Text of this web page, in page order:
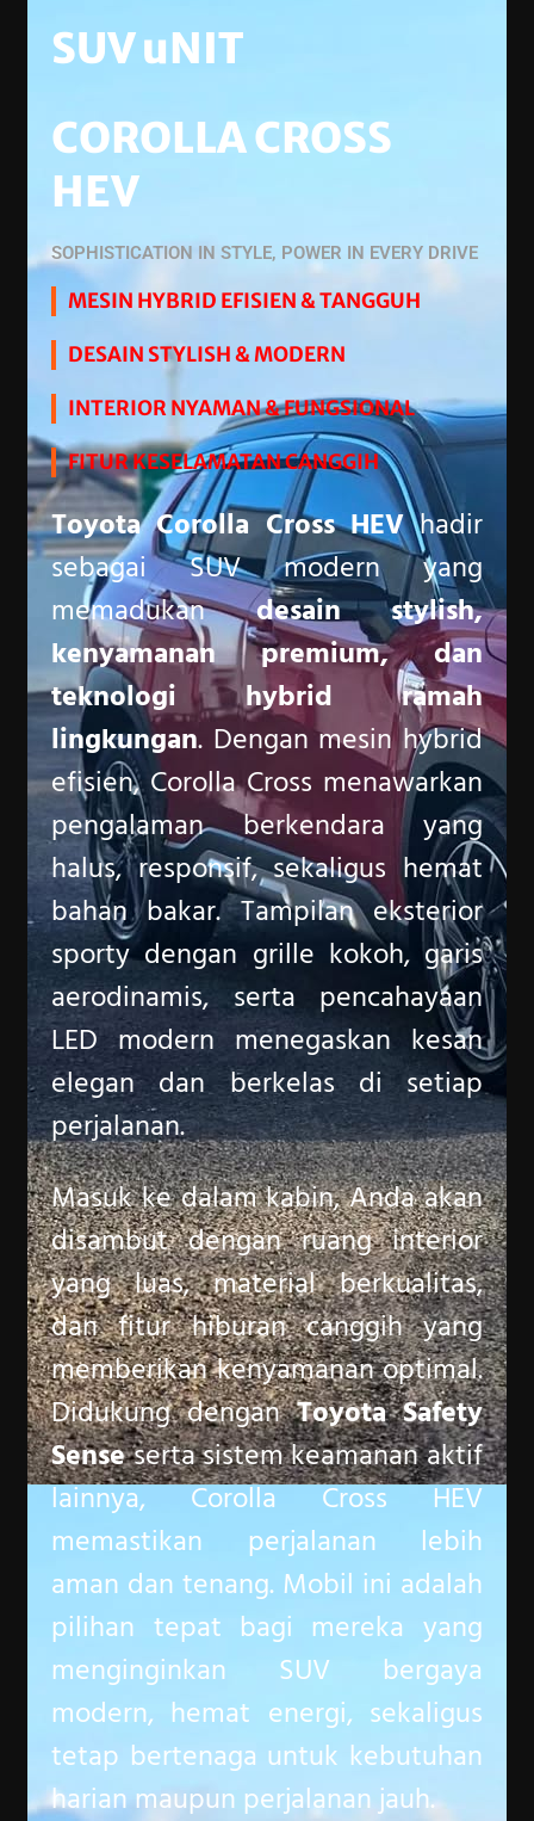
SUV uNIT
COROLLA CROSS
HEV
SOPHISTICATION IN STYLE, POWER IN EVERY DRIVE
MESIN HYBRID EFISIEN & TANGGUH
DESAIN STYLISH & MODERN
INTERIOR NYAMAN & FUNGSIONAL
FITUR KESELAMATAN CANGGIH
Toyota Corolla Cross HEVhadir
sebagai SUV modern yang
memadukandesain stylish,
kenyamanan premium, dan
teknologi hybrid ramah
lingkungan. Dengan mesin hybrid
efisien, Corolla Cross menawarkan
pengalaman berkendara yang
halus, responsif, sekaligus hemat
bahan bakar. Tampilan eksterior
sporty dengan grille kokoh, garis
aerodinamis, serta pencahayaan
LED modern menegaskan kesan
elegan dan berkelas di setiap
perjalanan.
Masuk ke dalam kabin, Anda akan
disambut dengan ruang interior
yang luas, material berkualitas,
dan fitur hiburan canggih yang
memberikan kenyamanan optimal.
Didukung denganToyota Safety
Senseserta sistem keamanan aktif
lainnya, Corolla Cross HEV
memastikan perjalanan lebih
aman dan tenang. Mobil ini adalah
pilihan tepat bagi mereka yang
menginginkan SUV bergaya
modern, hemat energi, sekaligus
tetap bertenaga untuk kebutuhan
harian maupun perjalanan jauh.